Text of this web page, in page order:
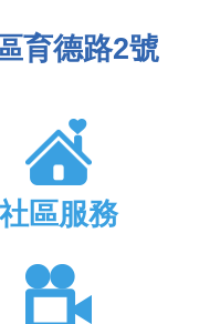
育德路2號
社區服務